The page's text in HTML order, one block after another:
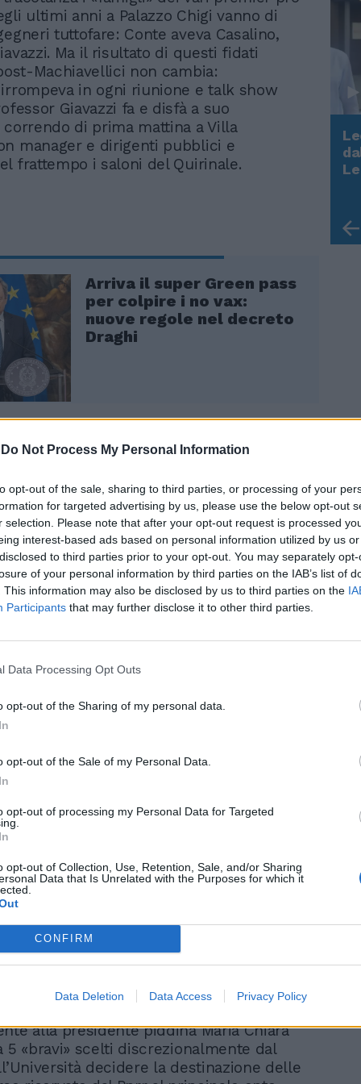
Do Not Process My Personal Information
opt-out of the sale, sharing to third parties, or processing of your
for targeted advertising by us, please use the below opt-out
selection. Please note that after your opt-out request is processed
interest-based ads based on personal information utilized by us
to third parties prior to your opt-out. You may separately
of your personal information by third parties on the IAB’s list of
This information may also be disclosed by us to third parties on the
Participants that may further disclose it to other third parties.
Data Processing Opt Outs
opt-out of the Sharing of my personal data.
opt-out of the Sale of my Personal Data.
opt-out of processing my Personal Data for Targeted
opt-out of Collection, Use, Retention, Sale, and/or Sharing
Data that Is Unrelated with the Purposes for which it
CONFIRM
Data Deletion Data Access Privacy Policy
ultimi anni a Palazzo Chigi vanno di
tuttofare: Conte aveva Casalino,
Ma il risultato di questi fidati
Machiavellici non cambia:
in ogni riunione e talk show
Giavazzi fa e disfà a suo
correndo di prima mattina a Villa
manager e dirigenti pubblici e
frattempo i saloni del Quirinale.
Arriva il super Green pass
per colpire i no vax:
nuove regole nel decreto
Draghi
nomina e l’altra, si trastulla con
Mediobanca dove scherzosamente lo
«Davigo dell’economia» per la sua indole
Ma ciò su cui l’economista laureato in
Politecnico sta davvero spendendo ogni
riforma del Consiglio Nazionale delle
Cnr è uno tra i più iconici carrozzoni
gestisce oltre 600 milioni di euro di
sulla carta, dovrebbe valorizzare la
stacca la spina a Draghi
dell’articolo 105 della riforma targata
(area Letta) si prevede la sostituzione del
risorse, con un cosiddetto piano di
alla presidente piddina Maria Chiara
5 «bravi» scelti discrezionalmente dal
decidere la destinazione delle
Rudy Giuliani a Come States?